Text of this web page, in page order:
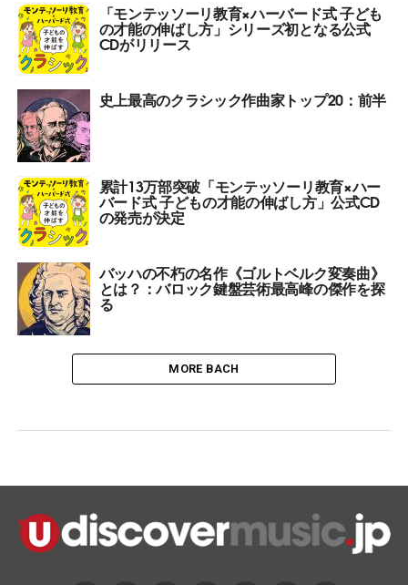
「モンテッソーリ教育×ハーバード式 子ども
の才能の伸ばし方」シリーズ初となる公式
CDがリリース
史上最高のクラシック作曲家トップ20：前半
累計13万部突破「モンテッソーリ教育×ハー
バード式 子どもの才能の伸ばし方」公式CD
の発売が決定
バッハの不朽の名作《ゴルトベルク変奏曲》
とは？：バロック鍵盤芸術最高峰の傑作を探
る
MORE BACH